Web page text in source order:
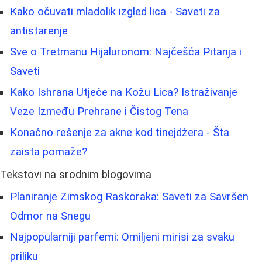
Kako očuvati mladolik izgled lica - Saveti za
antistarenje
Sve o Tretmanu Hijaluronom: Najčešća Pitanja i
Saveti
Kako Ishrana Utječe na Kožu Lica? Istraživanje
Veze Između Prehrane i Čistog Tena
Konačno rešenje za akne kod tinejdžera - Šta
zaista pomaže?
Tekstovi na srodnim blogovima
Planiranje Zimskog Raskoraka: Saveti za Savršen
Odmor na Snegu
Najpopularniji parfemi: Omiljeni mirisi za svaku
priliku